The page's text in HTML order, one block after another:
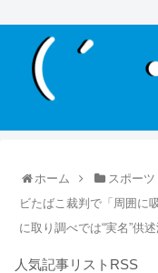
ホーム スポーツ
ビたばこ裁判で「周囲に
に取り調べでは“実名”供
人気記事リストRSS